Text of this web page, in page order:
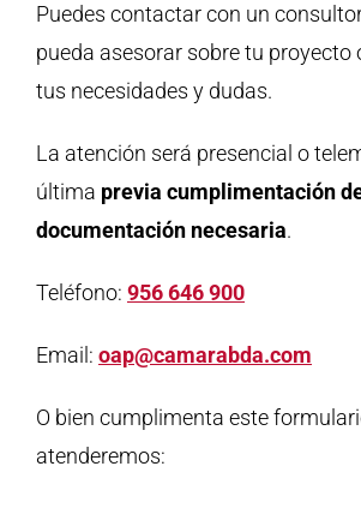
Puedes contactar con un
pueda asesorar sobre tu proyecto
tus necesidades y dudas.
La atención será presencial o
última previa cumplimentación
documentación necesaria.
Teléfono: 956 646 900
Email: oap@camarabda.com
O bien cumplimenta este
atenderemos: